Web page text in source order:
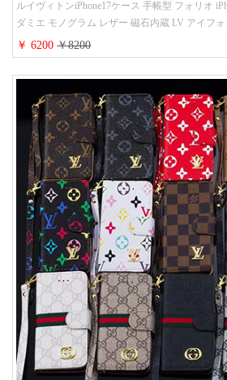
ルイヴィトンiPhone17ケース 手帳型 フォリオ
ダミエ モノグラム レザー 磁石内蔵 LV アイフ
ビジネス風 メンズ レディース おしゃれ ブラン
ホケース お 揃い
￥ 6200￥8200